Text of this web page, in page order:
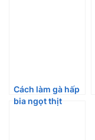
Cách làm gà hấp
bia ngọt thịt